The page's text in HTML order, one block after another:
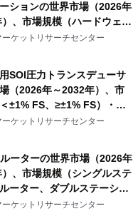
ションの世界市場（2026年
）、市場規模（ハードウェ
ウェア、サービス）・分析
発表
ケットリサーチセンター
SOI圧力トランスデューサ
（2026年～2032年）、市
±1% FS、≥±1% FS）・分
を発表
ケットリサーチセンター
ーターの世界市場（2026年
）、市場規模（シングルステ
ーター、ダブルステーショ
）・分析レポートを発表
ケットリサーチセンター